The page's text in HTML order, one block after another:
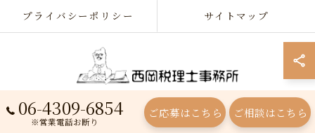
06-4309-6854
※営業電話お断り
ご応募はこちら ご相談はこちら
プライバシーポリシー サイトマップ
© 2026 西岡税理士事務所 ALL RIGHTS RESERVED.